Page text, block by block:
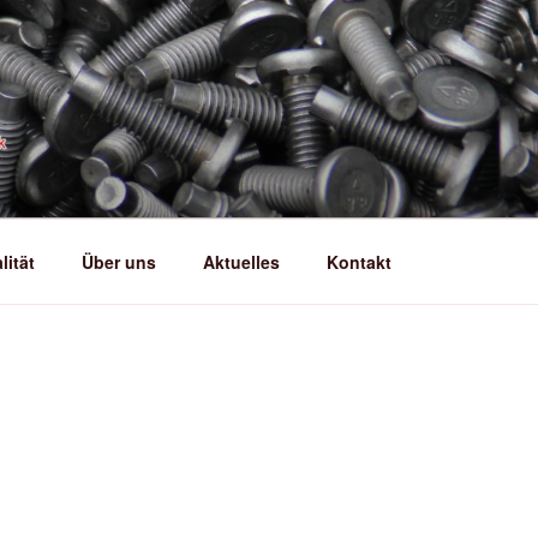
Über uns Aktuelles Kontakt